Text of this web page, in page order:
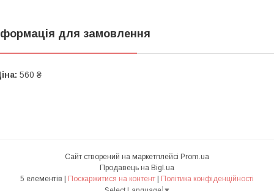
для замовлення
560 ₴
Сайт створений на маркетплейсі Prom.ua
Продавець на Bigl.ua
5 елементів | Поскаржитися на контент | Політика конфіденційності